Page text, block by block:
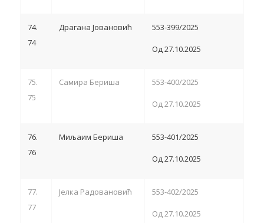
74.
74
Драгана Јовановић 553-399/2025
Од 27.10.2025
75.
75
Самира Бериша 553-400/2025
Од 27.10.2025
76.
76
Миљаим Бериша 553-401/2025
Од 27.10.2025
77.
77
Јелка Радовановић 553-402/2025
Од 27.10.2025